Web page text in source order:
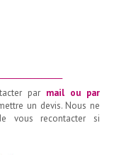
par mail ou par
un devis. Nous ne
vous recontacter si